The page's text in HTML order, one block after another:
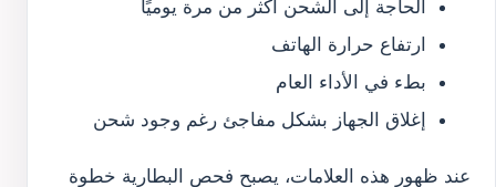
الحاجة إلى الشحن أكثر من مرة يوميًا
ارتفاع حرارة الهاتف
بطء في الأداء العام
إغلاق الجهاز بشكل مفاجئ رغم وجود شحن
عند ظهور هذه العلامات، يصبح فحص البطارية خطوة